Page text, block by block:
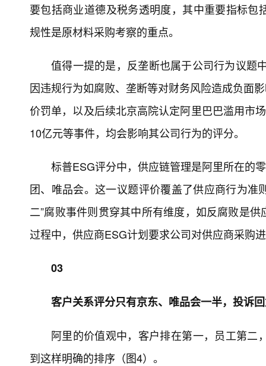
要包括商业道德及税务透明度，其中重要指标
规性是原材料采购考察的重点。
值得一提的是，反垄断也属于公司行为议题
因违规行为如腐败、垄断等对财务风险造成负面
价罚单，以及后续北京高院认定阿里巴巴滥用市
10亿元等事件，均会影响其公司行为的评分。
标普ESG评分中，供应链管理是阿里所在的
团、唯品会。这一议题评价覆盖了供应商行为准
二”腐败事件则贯穿其中所有维度，如反腐败是
过程中，供应商ESG计划要求公司对供应商采购
03
客户关系评分只有京东、唯品会一半，投诉
阿里的价值观中，客户排在第一，员工第二
到这样明确的排序（图4）。